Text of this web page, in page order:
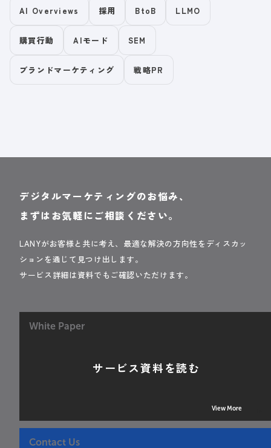
AI Overviews 採用 BtoB LLMO
購買行動 AIモード SEM
ブランドマーケティング 戦略PR
デジタルマーケティングのお悩み、
まずはお気軽にご相談ください。
LANYがお客様と共に考え、最適な解決の方向性をディスカッ
ションを通じて見つけ出します。
サービス詳細は資料でもご確認いただけます。
White Paper
サービス資料を読む
View More
Contact Us